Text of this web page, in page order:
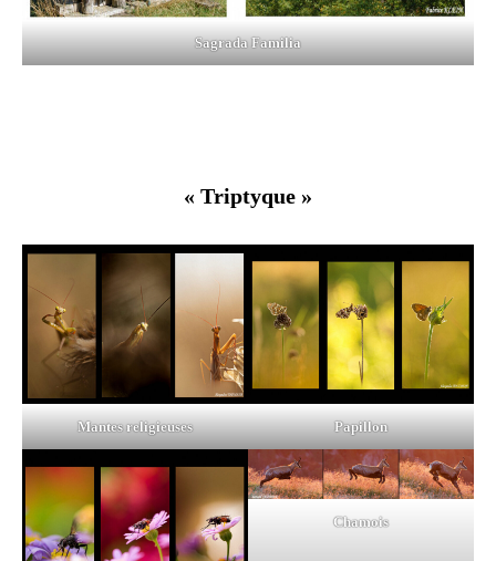
Sagrada Familia
« Triptyque »
Mantes religieuses Papillon
Chamois